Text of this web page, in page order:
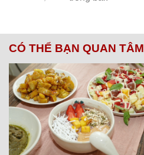
CÓ THỂ BẠN QUAN TÂM